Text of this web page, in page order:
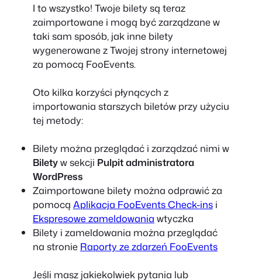
I to wszystko! Twoje bilety są teraz
zaimportowane i mogą być zarządzane w
taki sam sposób, jak inne bilety
wygenerowane z Twojej strony internetowej
za pomocą FooEvents.
Oto kilka korzyści płynących z
importowania starszych biletów przy użyciu
tej metody:
Bilety można przeglądać i zarządzać nimi w
Biletyw sekcji Pulpit administratora
WordPress
Zaimportowane bilety można odprawić za
pomocą Aplikacja FooEvents Check-ins i
Ekspresowe zameldowania wtyczka
Bilety i zameldowania można przeglądać
na stronie Raporty ze zdarzeń FooEvents
Jeśli masz jakiekolwiek pytania lub